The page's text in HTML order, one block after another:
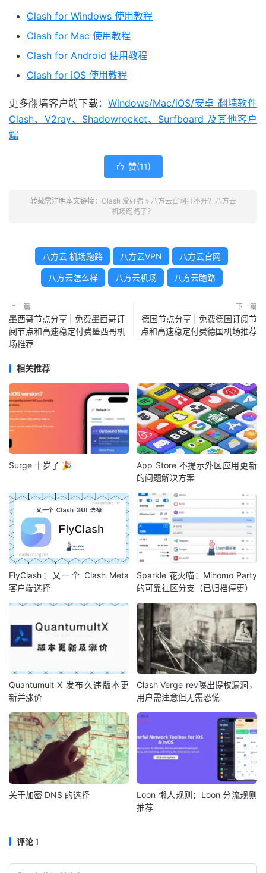
Clash for Windows 使用教程
Clash for Mac 使用教程
Clash for Android 使用教程
Clash for iOS 使用教程
更多翻墙客户端下载：Windows/Mac/iOS/安卓 翻墙软件
Clash、V2ray、Shadowrocket、Surfboard 及其他客户
端
 赞(11)
转载需注明本文链接： Clash 爱好者 » 八方云官网打不开？八方云
机场跑路了？
八方云 机场跑路 八方云VPN 八方云官网
八方云怎么样 八方云机场 八方云跑路
上一篇
墨西哥节点分享 | 免费墨西哥订
阅节点和高速稳定付费墨西哥机
场推荐
下一篇
德国节点分享 | 免费德国订阅节
点和高速稳定付费德国机场推荐
相关推荐
Surge 十岁了 🎉
App Store 不提示外区应用更新
的问题解决方案
FlyClash：又一个 Clash Meta
客户端选择
Sparkle 花火喵：Mihomo Party
的可靠社区分支（已归档停更）
Quantumult X 发布久违版本更
新并涨价
Clash Verge rev曝出提权漏洞，
用户需注意但无需恐慌
关于加密 DNS 的选择
Loon 懒人规则：Loon 分流规则
推荐
评论1